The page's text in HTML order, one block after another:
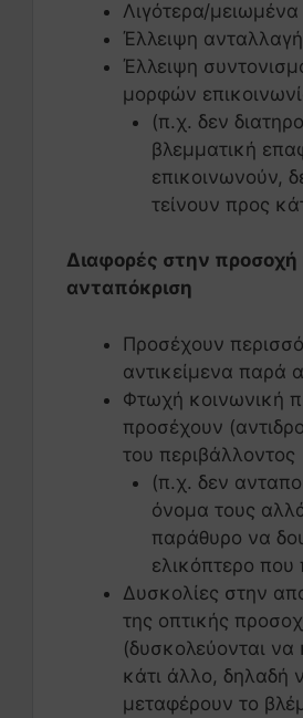
Λιγότερα/
Έλλειψη
Έλλειψη
μορφών
(π.χ. δεν
βλεμματική
επικοινωνούν,
τείνουν προς
Διαφορές στην προσοχή
ανταπόκριση
Προσέχουν
αντικείμενα παρά
Φτωχή κοινωνική
προσέχουν
του περιβάλλοντος
(π.χ. δεν
όνομα τους
παράθυρο να
ελικόπτερο που
Δυσκολίες στην
της οπτικής
(δυσκολεύονται να
κάτι άλλο, δηλαδή
μεταφέρουν το